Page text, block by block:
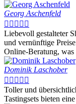
Georg Aschenfeld
    
Liebevoll gestalteter
und vernünftige
Online-Beratung,
Dominik Laschober
    
Toller und
Tastingsets bieten